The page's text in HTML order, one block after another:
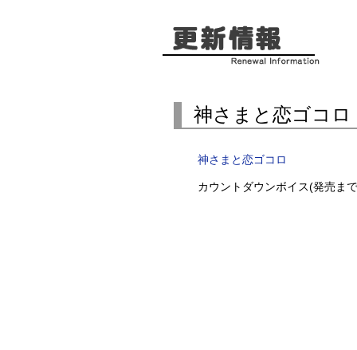
神さまと恋ゴコ
神さまと恋ゴコロ
カウントダウンボイス(発売ま